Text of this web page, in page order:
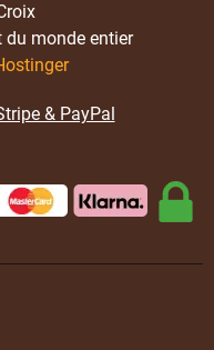
du monde entier
& PayPal